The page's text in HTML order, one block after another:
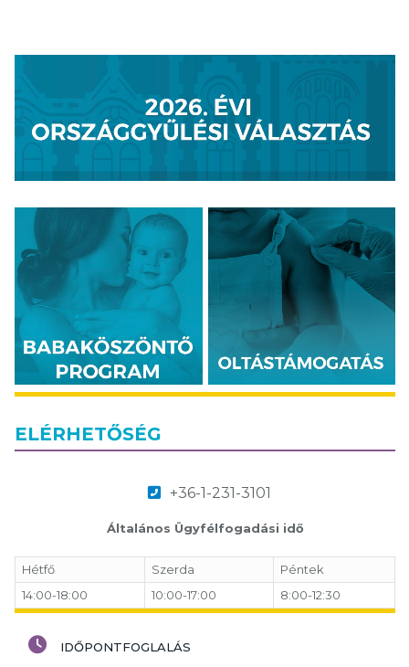
ELÉRHETŐSÉG
+36-1-231-3101
Általános Ügyfélfogadási idő
Hétfő Szerda
Péntek
14:00-18:00
10:00-17:00 8:00-12:30
IDŐPONTFOGLALÁS